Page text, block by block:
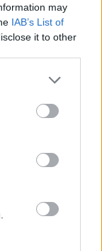
may
IAB’s List of
it to other
dėl
Jauniškio,
projektų
bent jau